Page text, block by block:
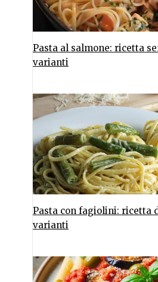
Pasta al salmone: ricetta
varianti
Pasta con fagiolini: ricetta
varianti